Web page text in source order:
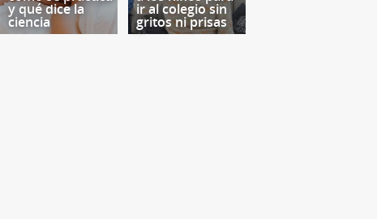
y qué dice la
ciencia
ir al colegio sin
gritos ni prisas